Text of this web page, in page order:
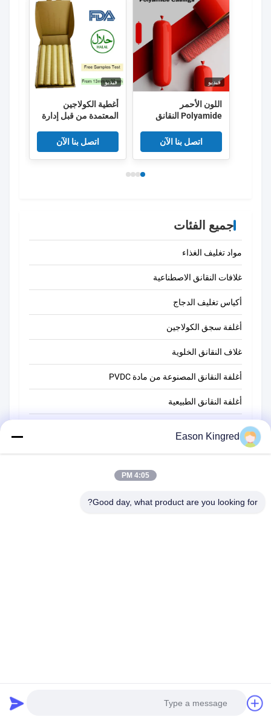
فيديو
اللون الأحمر
Polyamide النقانق
للإنكماش مع 5 طبقات
اتصل بنا الآن
فيديو
أغطية الكولاجين
المعتمدة من قبل إدارة
يبلغ طولها 15 مترًا لكل
خيط ومرونة الدخان
الفائقة للنقانق المدخنة
اتصل بنا الآن
جميع الفئات
مواد تغليف الغذاء
غلافات النقانق الاصطناعية
أكياس تغليف الدجاج
أغلفة سجق الكولاجين
غلاف النقانق الخلوية
أغلفة النقانق المصنوعة من مادة PVDC
أغلفة النقانق الطبيعية
أكياس الطعام فراغ
فيلم تغليف المواد الغذائية
سياسة الخصوصية
| © 2021-2026 Suzhou Kingred Material Technology Co.,Ltd..
. الجميع الحقوق محفوظة..
Eason Kingred
4:05 PM
Good day, what product are you looking for?